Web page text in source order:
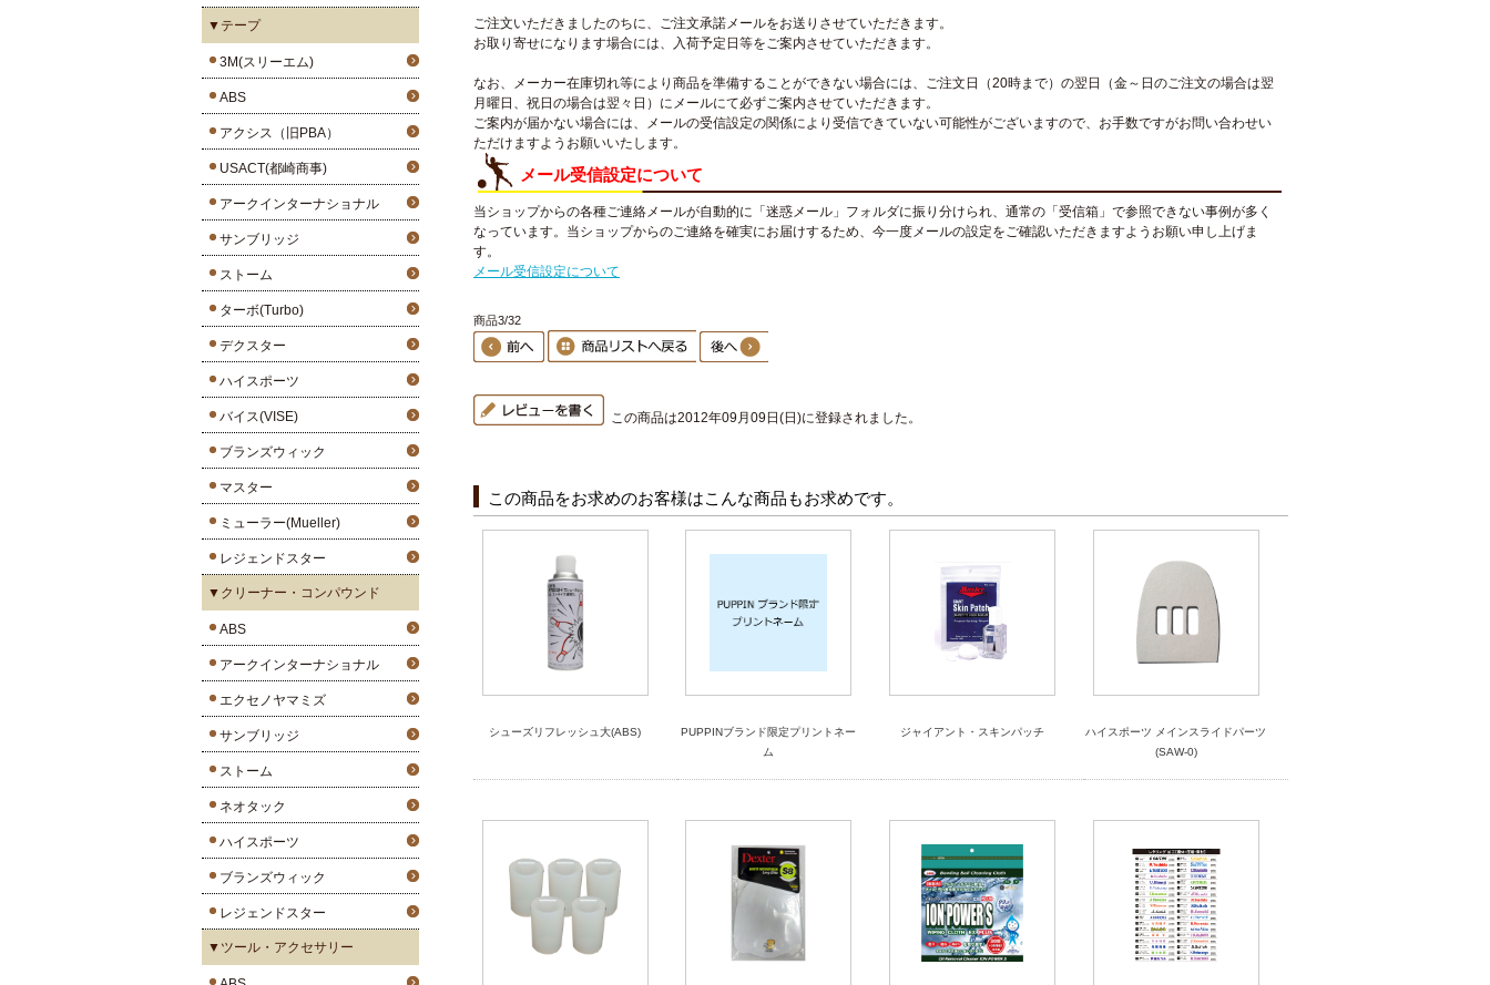
▼テープ
3M(スリーエム)
ABS
アクシス（旧PBA）
USACT(都崎商事)
アークインターナショナル
サンブリッジ
ストーム
ターボ(Turbo)
デクスター
ハイスポーツ
バイス(VISE)
ブランズウィック
マスター
ミューラー(Mueller)
レジェンドスター
▼クリーナー・コンパウンド
ABS
アークインターナショナル
エクセノヤマミズ
サンブリッジ
ストーム
ネオタック
ハイスポーツ
ブランズウィック
レジェンドスター
▼ツール・アクセサリー
ご注文いただきましたのちに、ご注文承諾メールをお送りさせていただきます。
お取り寄せになります場合には、入荷予定日等をご案内させていただきます。
なお、メーカー在庫切れ等により商品を準備することができない場合には、ご注文日（20時まで）の翌日（金～日のご注文の場合は翌
月曜日、祝日の場合は翌々日）にメールにて必ずご案内させていただきます。
ご案内が届かない場合には、メールの受信設定の関係により受信できていない可能性がございますので、お手数ですがお問い合わせい
ただけますようお願いいたします。
メール受信設定について
当ショップからの各種ご連絡メールが自動的に「迷惑メール」フォルダに振り分けられ、通常の「受信箱」で参照できない事例が多く
なっています。当ショップからのご連絡を確実にお届けするため、今一度メールの設定をご確認いただきますようお願い申し上げま
す。
メール受信設定について
商品3/32
この商品は2012年09月09日(日)に登録されました。
この商品をお求めのお客様はこんな商品もお求めです。
シューズリフレッシュ大(ABS)
PUPPINブランド限定プリントネー
ム
ジャイアント・スキンパッチ
ハイスポーツ メインスライドパーツ
(SAW-0)